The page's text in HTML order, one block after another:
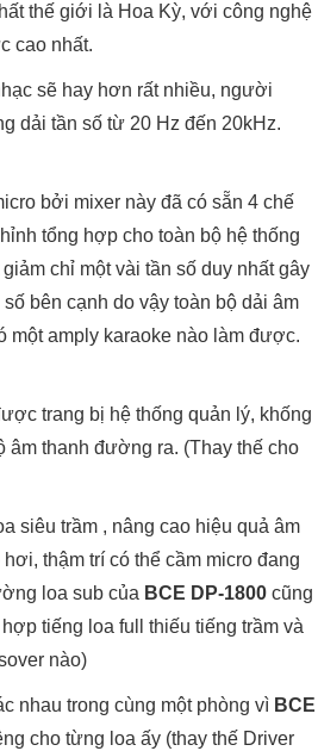
thế giới là Hoa Kỳ, với công nghệ
cao nhất.
sẽ hay hơn rất nhiều, người
dải tần số từ 20 Hz đến 20kHz.
bởi mixer này đã có sẵn 4 chế
tổng hợp cho toàn bộ hệ thống
chỉ một vài tần số duy nhất gây
bên cạnh do vậy toàn bộ dải âm
một amply karaoke nào làm được.
trang bị hệ thống quản lý, khống
thanh đường ra. (Thay thế cho
siêu trầm , nâng cao hiệu quả âm
thậm trí có thể cầm micro đang
loa sub của BCE DP-1800 cũng
tiếng loa full thiếu tiếng trầm và
nào)
nhau trong cùng một phòng vì BCE
cho từng loa ấy (thay thế Driver